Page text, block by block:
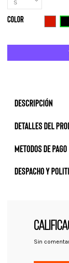
Color
Descripción
Detalles del
metodos de pago
Despacho y
Sin